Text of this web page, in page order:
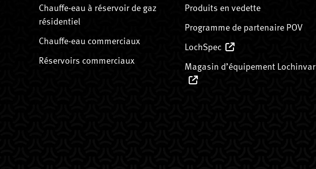
Chauffe-eau à réservoir de gaz
résidentiel
Chauffe-eau commerciaux
Réservoirs commerciaux
Produits en vedette
Programme de partenaire POV
LochSpec
Magasin d’équipement Lochinvar